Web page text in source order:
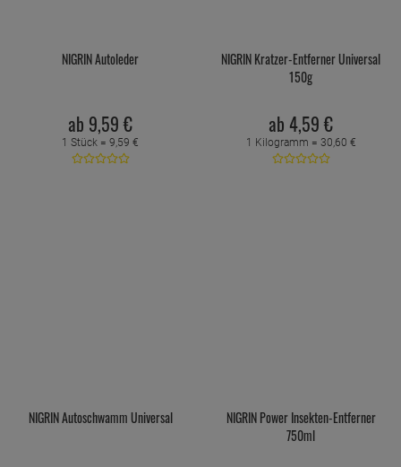
NIGRIN Autoleder
ab 9,59 €
1 Stück = 9,59 €
NIGRIN Kratzer-Entferner Universal
150g
ab 4,59 €
1 Kilogramm = 30,60 €
NIGRIN Autoschwamm Universal
NIGRIN Power Insekten-Entferner
750ml